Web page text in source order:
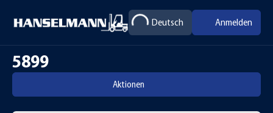
Deutsch Anmelden
5899
Aktionen